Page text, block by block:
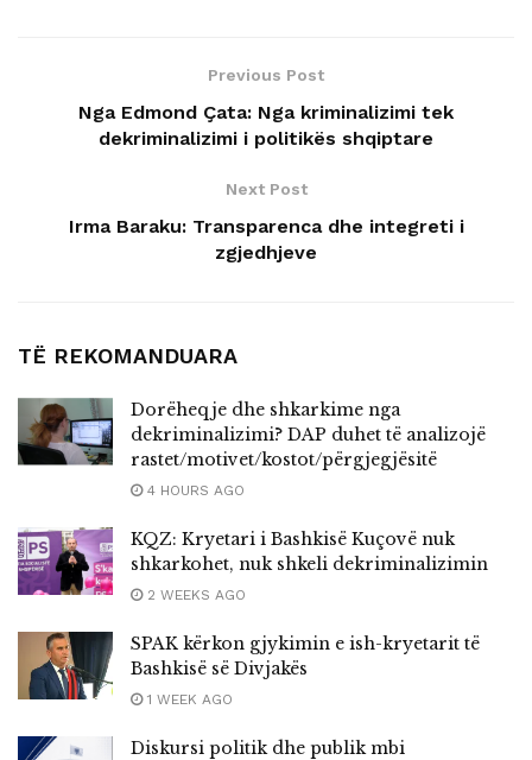
Previous Post
Nga Edmond Çata: Nga kriminalizimi tek
dekriminalizimi i politikës shqiptare
Next Post
Irma Baraku: Transparenca dhe integreti i
zgjedhjeve
TË REKOMANDUARA
Dorëheqje dhe shkarkime nga
dekriminalizimi? DAP duhet të analizojë
rastet/motivet/kostot/përgjegjësitë
4 HOURS AGO
KQZ: Kryetari i Bashkisë Kuçovë nuk
shkarkohet, nuk shkeli dekriminalizimin
2 WEEKS AGO
SPAK kërkon gjykimin e ish-kryetarit të
Bashkisë së Divjakës
1 WEEK AGO
Diskursi politik dhe publik mbi